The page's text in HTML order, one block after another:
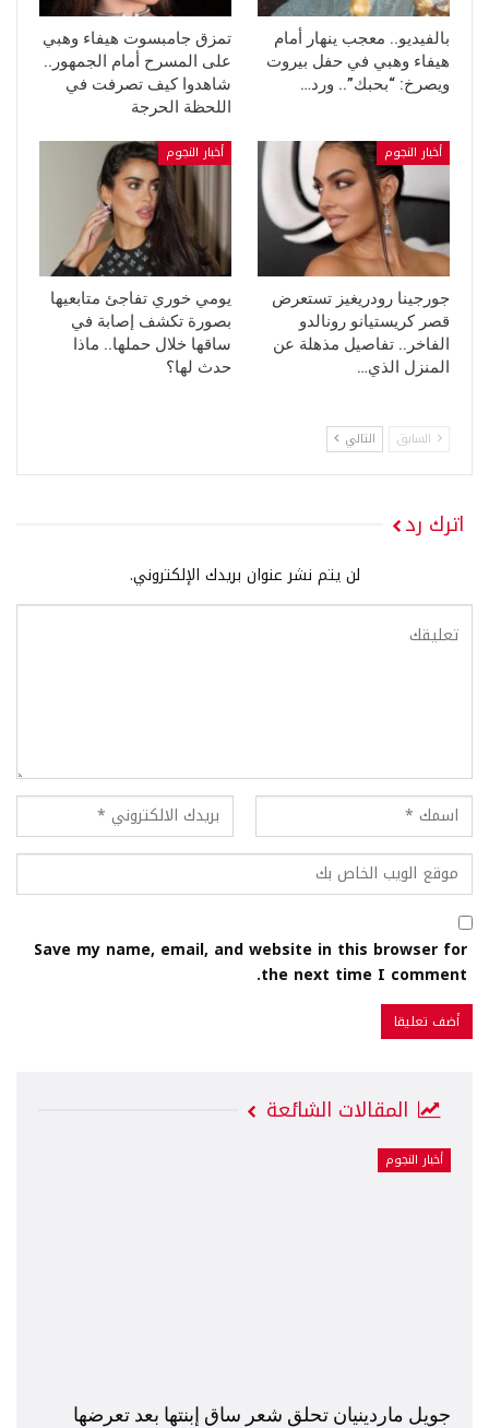
بالفيديو.. معجب ينهار أمام
هيفاء وهبي في حفل بيروت
ويصرخ: “بحبك”.. ورد…
تمزق جامبسوت هيفاء وهبي
على المسرح أمام الجمهور..
شاهدوا كيف تصرفت في
اللحظة الحرجة
أخبار النجوم
جورجينا رودريغيز تستعرض
قصر كريستيانو رونالدو
الفاخر.. تفاصيل مذهلة عن
المنزل الذي…
أخبار النجوم
يومي خوري تفاجئ متابعيها
بصورة تكشف إصابة في
ساقها خلال حملها.. ماذا
حدث لها؟
السابق التالي
اترك رد
لن يتم نشر عنوان بريدك الإلكتروني.
Save my name, email, and website in this browser for
the next time I comment.
المقالات الشائعة
أخبار النجوم
جويل ماردينيان تحلق شعر ساق إبنتها بعد تعرضها